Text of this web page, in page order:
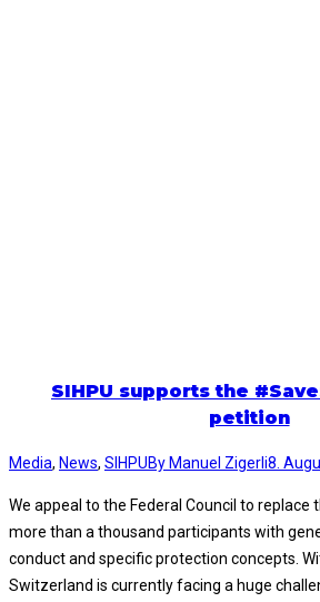
SIHPU supports the
petition
Media, News, SIHPUBy Manuel Zigerli8.
We appeal to the Federal Council to replace
more than a thousand participants with
conduct and specific protection concepts.
Switzerland is currently facing a huge